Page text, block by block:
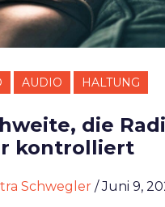
AUDIO HALTUNG
die
kontrolliert
Schwegler / Juni 9,